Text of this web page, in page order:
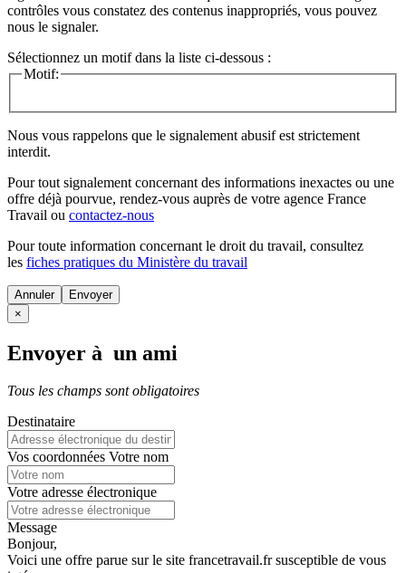
contrôles vous constatez des contenus inappropriés, vous pouvez
nous le signaler.
Sélectionnez un motif dans la liste ci-dessous :
Motif:
Nous vous rappelons que le signalement abusif est strictement
interdit.
Pour tout signalement concernant des informations inexactes ou une
offre déjà pourvue, rendez-vous auprès de votre agence France
Travail ou contactez-nous
Pour toute information concernant le droit du travail, consultez
les fiches pratiques du Ministère du travail
Annuler
×
Envoyer à un ami
Tous les champs sont obligatoires
Destinataire
Vos coordonnées Votre nom
Votre adresse électronique
Message
Bonjour,
Voici une offre parue sur le site francetravail.fr susceptible de vous